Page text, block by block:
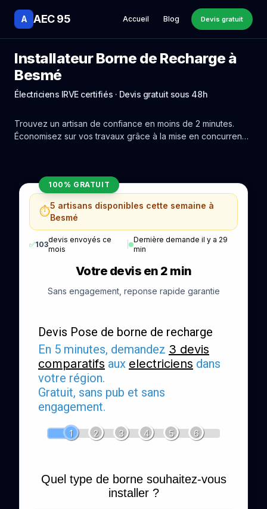
A AEC 95 Accueil Blog Devis gratuit
Installateur Borne de Recharge à
Besmé
Électriciens IRVE certifiés · Devis gratuit sous 48h
Trouvez un artisan de confiance en moins de 2 minutes.
Économisez sur vos travaux grâce à la mise en concurrence
100% GRATUIT
⏱️5 artisans disponibles cette semaine à
Besmé
✅103
devis envoyés ce
mois
|
Dernière demande il y a 29
min
Votre devis en 2 min
Sans engagement, reponse rapide garantie
Devis Pose de borne de recharge
En 5 minutes, demandez 3 devis
comparatifs aux electriciens dans
votre région.
Gratuit, sans pub et sans
engagement.
1 2 3 4 5 6
Quel type de borne souhaitez-vous
installer ?